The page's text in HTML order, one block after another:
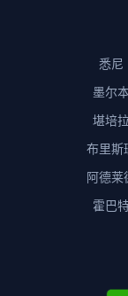
悉尼
墨尔
堪培拉
布里斯
阿德莱
霍巴